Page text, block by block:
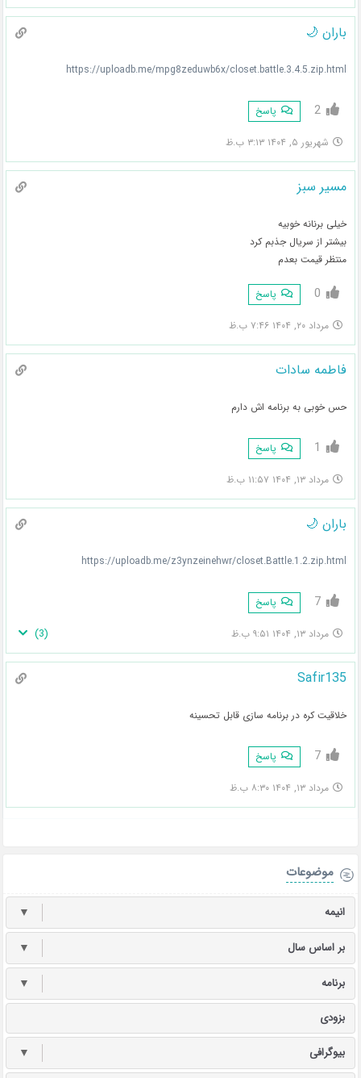
باران 🌙
https://uploadb.me/mpg8zeduwb6x/closet.battle.3.4.5.zip.html
2 پاسخ
شهریور ۵, ۱۴۰۴ ۳:۱۳ ب.ظ
مسیر سبز
خیلی برنانه خوبیه
بیشتر از سریال جذبم کرد
منتظر قیمت بعدم
0 پاسخ
مرداد ۲۰, ۱۴۰۴ ۷:۴۶ ب.ظ
فاطمه سادات
حس خوبی به برنامه اش دارم
1 پاسخ
مرداد ۱۳, ۱۴۰۴ ۱۱:۵۷ ب.ظ
باران 🌙
https://uploadb.me/z3ynzeinehwr/closet.Battle.1.2.zip.html
7 پاسخ
مرداد ۱۳, ۱۴۰۴ ۹:۵۱ ب.ظ (
3
)
Safir135
خلاقیت کره در برنامه سازی قابل تحسینه
7 پاسخ
مرداد ۱۳, ۱۴۰۴ ۸:۳۰ ب.ظ
موضوعات
انیمه ▼
بر اساس سال ▼
برنامه ▼
بزودی
بیوگرافی ▼